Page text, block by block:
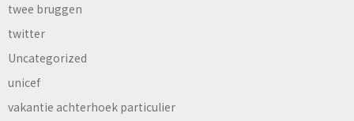
twee bruggen
twitter
Uncategorized
unicef
vakantie achterhoek particulier